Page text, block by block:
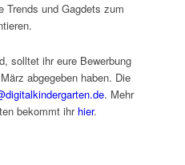
und Gagdets zum
solltet ihr eure Bewerbung
abgegeben haben. Die
. Mehr
bekommt ihr hier.